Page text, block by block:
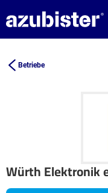
Betriebe
Würth Elektronik